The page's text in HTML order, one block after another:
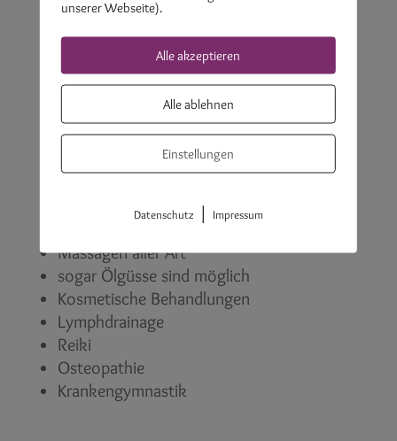
Behandlungsbank
hat einen Handtuch Wärmegerät - Towel
Warmer - um feuchte Handtücher, Hot
Stones oder Massageöl warmzuhalten
folgende Methoden:
Massagen aller Art
sogar Ölgüsse sind möglich
Kosmetische Behandlungen
Lymphdrainage
Reiki
Osteopathie
Krankengymnastik
unserer Webseite).
Alle akzeptieren
Alle ablehnen
Einstellungen
Datenschutz | Impressum